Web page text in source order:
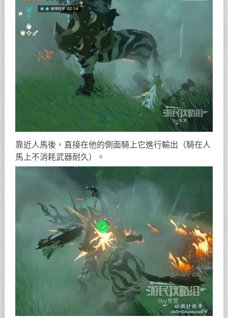
靠近人馬後，直接在他的側面騎上它進行輸出（騎在人
馬上不消耗武器耐久）。